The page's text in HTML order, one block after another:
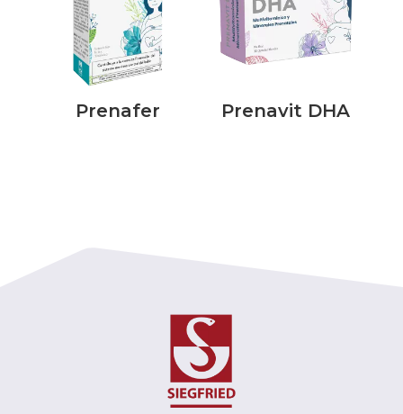
Prenafer Prenavit DHA